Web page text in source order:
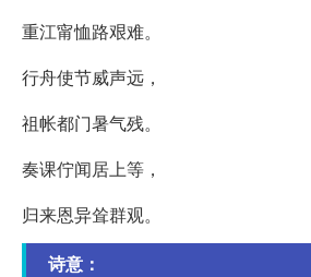
重江甯恤路艰难。
行舟使节威声远，
祖帐都门暑气残。
奏课佇闻居上等，
归来恩异耸群观。
诗意：